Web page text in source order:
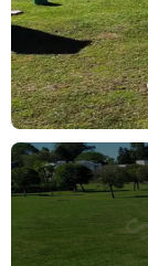
Constitucionales,
debidamente
profesional del
registrado ante
todas las
y conclusión por
a cargo de la
La presente
inmueble,
responsable de
medidas,